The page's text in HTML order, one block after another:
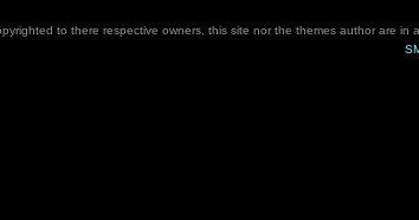
to there respective owners, this site nor the themes author are